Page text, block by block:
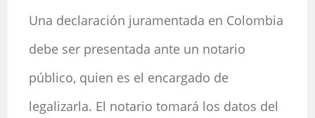
Una declaración juramentada en Colombia
debe ser presentada ante un notario
público, quien es el encargado de
legalizarla. El notario tomará los datos del